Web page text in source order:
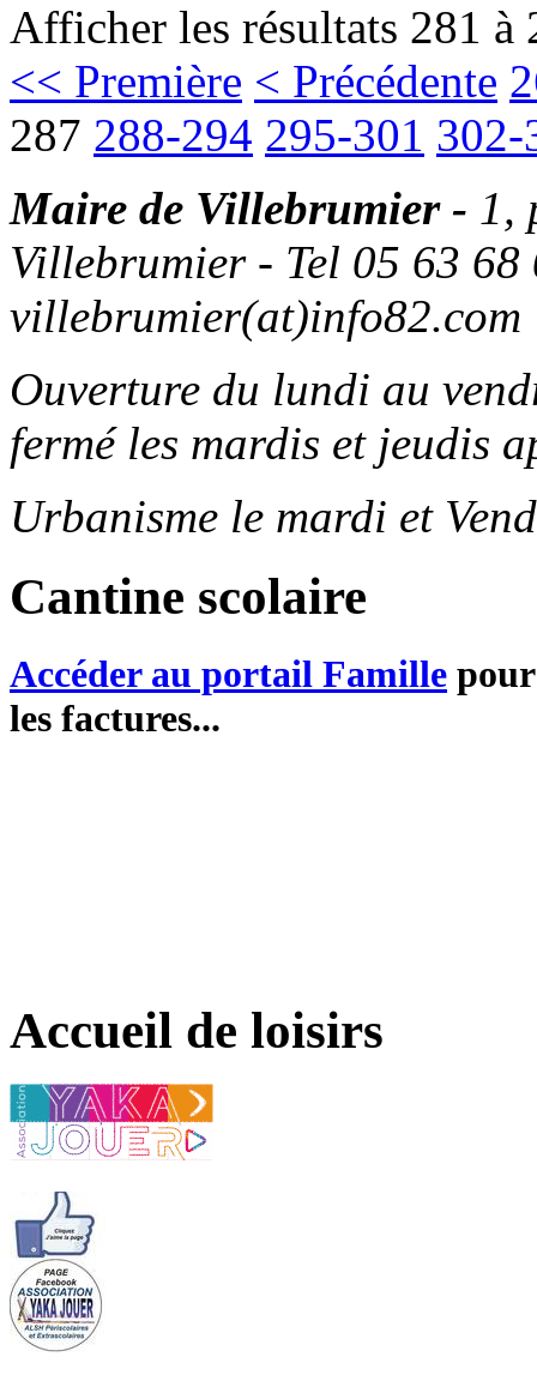
Afficher les résultats 281 à
<< Première < Précédente
287 288-294 295-301 302-
Maire de Villebrumier - 1,
Villebrumier - Tel 05 63
villebrumier(at)info82.com
Ouverture du lundi au
fermé les mardis et jeudis
Urbanisme le mardi et
Cantine scolaire
Accéder au portail Famille
les factures...
Accueil de loisirs